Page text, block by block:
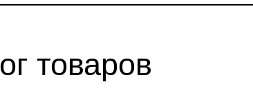
товаров